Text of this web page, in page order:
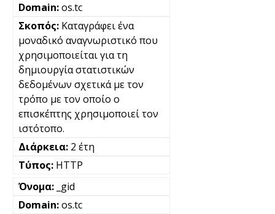
os.tc
Καταγράφει ένα
μοναδικό αναγνωριστικό που
χρησιμοποιείται για τη
δημιουργία στατιστικών
δεδομένων σχετικά με τον
τρόπο με τον οποίο ο
επισκέπτης χρησιμοποιεί τον
ιστότοπο.
2 έτη
HTTP
_gid
os.tc